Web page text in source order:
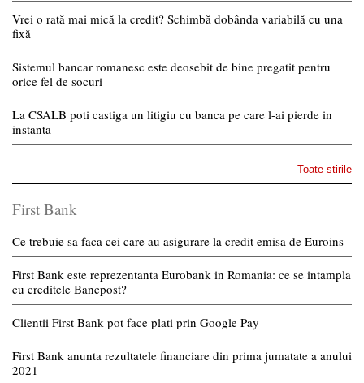
Vrei o rată mai mică la credit? Schimbă dobânda variabilă cu una
fixă
Sistemul bancar romanesc este deosebit de bine pregatit pentru
orice fel de socuri
La CSALB poti castiga un litigiu cu banca pe care l-ai pierde in
instanta
Toate stirile
First Bank
Ce trebuie sa faca cei care au asigurare la credit emisa de Euroins
First Bank este reprezentanta Eurobank in Romania: ce se intampla
cu creditele Bancpost?
Clientii First Bank pot face plati prin Google Pay
First Bank anunta rezultatele financiare din prima jumatate a anului
2021